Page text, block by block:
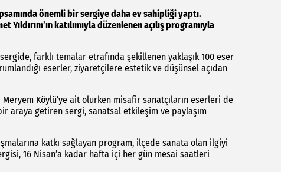
önemli bir sergiye daha ev sahipliği yaptı.
katılımıyla düzenlenen açılış programıyla
farklı temalar etrafında şekillenen yaklaşık 100 eser
eserler, ziyaretçilere estetik ve düşünsel açıdan
Köylü’ye ait olurken misafir sanatçıların eserleri de
araya getiren sergi, sanatsal etkileşim ve paylaşım
katkı sağlayan program, ilçede sanata olan ilgiyi
16 Nisan’a kadar hafta içi her gün mesai saatleri